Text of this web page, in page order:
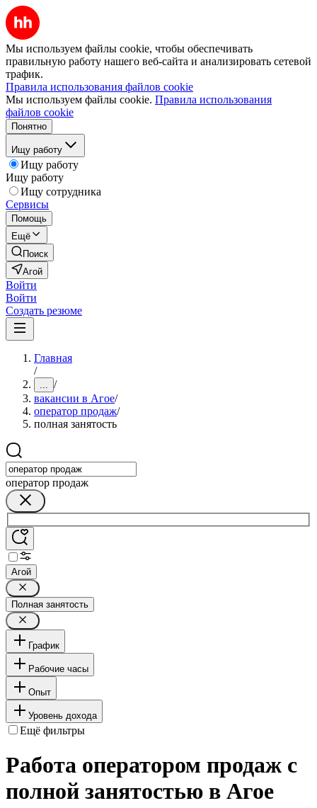
Мы используем файлы cookie, чтобы обеспечивать
правильную работу нашего веб-сайта и анализировать сетевой
трафик.
Правила использования файлов cookie
Мы используем файлы cookie. Правила использования
файлов cookie
Понятно
Ищу работу
Ищу работу
Ищу работу
Ищу сотрудника
Сервисы
Помощь
Ещё
Поиск
Агой
Войти
Войти
Создать резюме
Главная
/
... /
вакансии в Агое/
оператор продаж/
полная занятость
оператор продаж
Агой
Полная занятость
График
Рабочие часы
Опыт
Уровень дохода
Ещё фильтры
Работа оператором продаж с
полной занятостью в Агое